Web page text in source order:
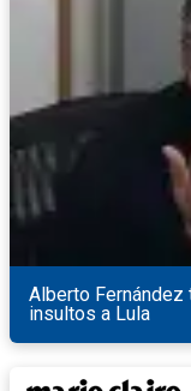
Alberto
insultos a Lula